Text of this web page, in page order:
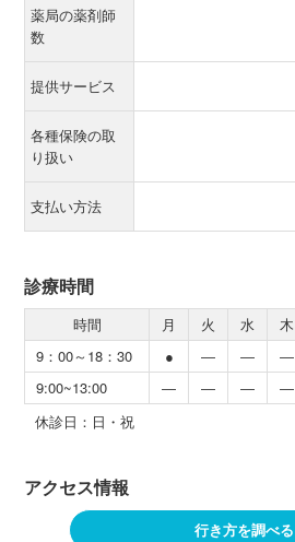
薬局の薬剤師
数
提供サービス
各種保険の取
り扱い
支払い方法
診療時間
時間 月 火 水 木
9：00～18：30
● ― ― ―
9:00~13:00
― ― ― ―
休診日：日・祝
アクセス情報
行き方を調べる